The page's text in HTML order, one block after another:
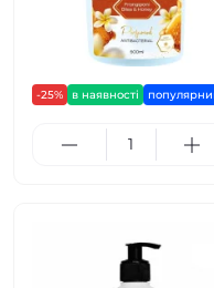
-25% в наявності